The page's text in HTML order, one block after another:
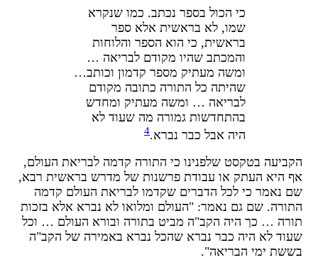
כי הכול בספר נכתב. כמו שנקרא
שמו, לא בראשית אלא ספר
בראשית, כי הוא הספר והלוחות
והמכתב שהיו מקודם לבריאה …
ומשה מעתיק מספר קדמון וכותב…
שהיתה כל התורה כתובה מקודם
לבריאה … ומשה מעתיק ומחדש
בהתחדשות גמורה מה שעוד לא
היה אבל כבר נברא.4
בטקסט שלפנינו כי התורה קדמה לבריאת העולם,
היא העתק או עבודת פרשנות של מדרש בראשית רבא,
נאמר כי לכל הדברים שקדמו לבריאת העולם קדמה
שם גם נאמר: "העולם ומלואו לא נברא אלא בזכות
… כך היה הקב"ה מביט בתורה ובורא העולם … וכל
לא היה כבר נברא שהכל נברא באמירה של הקב"ה
ימי הבריאה".